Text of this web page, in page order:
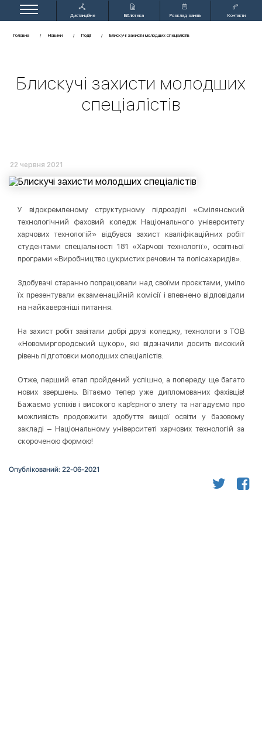
Дистанційне
Бібліотека Розклад занять Контакти
Головна Новини Події Блискучі захисти молодших спеціалістів
Блискучі захисти молодших
спеціалістів
22 червня 2021
У відокремленому структурному підрозділі «Смілянський
технологічний фаховий коледж Національного університету
харчових технологій» відбувся захист кваліфікаційних робіт
студентами спеціальності 181 «Харчові технології», освітньої
програми «Виробництво цукристих речовин та полісахаридів».
Здобувачі старанно попрацювали над своїми проєктами, уміло
їх презентували екзаменаційній комісії і впевнено відповідали
на найкаверзніші питання.
На захист робіт завітали добрі друзі коледжу, технологи з ТОВ
«Новомиргородський цукор», які відзначили досить високий
рівень підготовки молодших спеціалістів.
Отже, перший етап пройдений успішно, а попереду ще багато
нових звершень. Вітаємо тепер уже дипломованих фахівців!
Бажаємо успіхів і високого кар’єрного злету та нагадуємо про
можливість продовжити здобуття вищої освіти у базовому
закладі – Національному університеті харчових технологій за
скороченою формою!
Опублікований: 22-06-2021